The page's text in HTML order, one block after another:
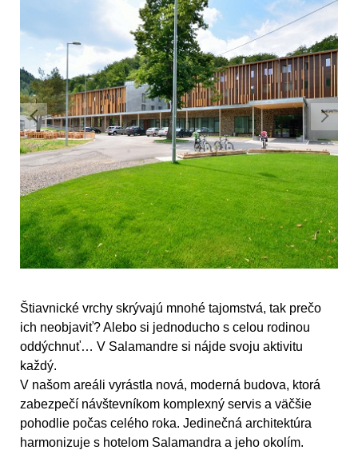
Štiavnické vrchy skrývajú mnohé tajomstvá, tak prečo
ich neobjaviť? Alebo si jednoducho s celou rodinou
oddýchnuť… V Salamandre si nájde svoju aktivitu
každý.
V našom areáli vyrástla nová, moderná budova, ktorá
zabezpečí návštevníkom komplexný servis a väčšie
pohodlie počas celého roka. Jedinečná architektúra
harmonizuje s hotelom Salamandra a jeho okolím.